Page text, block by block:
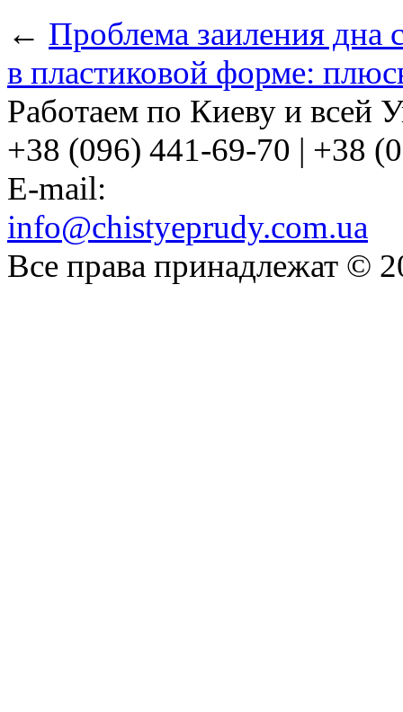
← Проблема заиления дна
в пластиковой форме:
Работаем по Киеву и всей
+38 (096) 441-69-70 | +38
E-mail:
info@chistyeprudy.com.ua
Все права принадлежат ©